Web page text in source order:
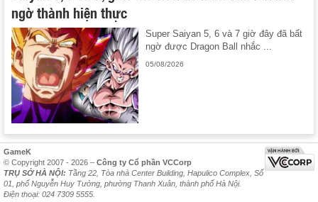
ngờ thành hiện thực
Super Saiyan 5, 6 và 7 giờ đây đã bất
ngờ được Dragon Ball nhắc ...
05/08/2026
GameK
© Copyright 2007 - 2026 – Công ty Cổ phần VCCorp
TRỤ SỞ HÀ NỘI: Tầng 22, Tòa nhà Center Building, Hapulico Complex, Số
01, phố Nguyễn Huy Tưởng, phường Thanh Xuân, thành phố Hà Nội.
Điện thoại: 024 7309 5555.